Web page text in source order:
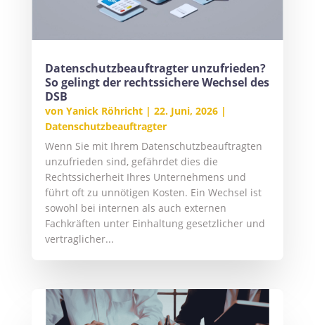
Datenschutzbeauftragter unzufrieden?
So gelingt der rechtssichere Wechsel des
DSB
von Yanick Röhricht| 22. Juni, 2026|
Datenschutzbeauftragter
Wenn Sie mit Ihrem Datenschutzbeauftragten
unzufrieden sind, gefährdet dies die
Rechtssicherheit Ihres Unternehmens und
führt oft zu unnötigen Kosten. Ein Wechsel ist
sowohl bei internen als auch externen
Fachkräften unter Einhaltung gesetzlicher und
vertraglicher...